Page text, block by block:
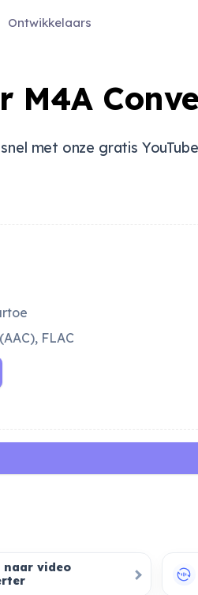
Ontwikkelaars
M4A
met onze gratis
FLAC
naar video